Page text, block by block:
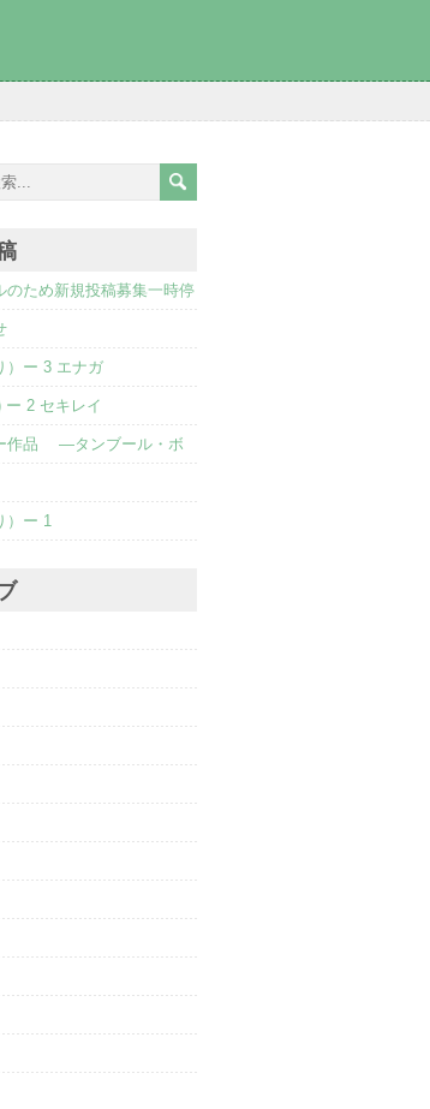
のため新規投稿募集一時停
）ー 3 エナガ
ー 2 セキレイ
作品 ―タンブール・ボ
）ー 1